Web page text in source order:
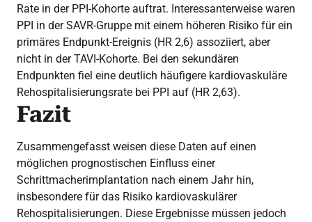
Rate in der PPI-Kohorte auftrat. Interessanterweise waren
PPI in der SAVR-Gruppe mit einem höheren Risiko für ein
primäres Endpunkt-Ereignis (HR 2,6) assoziiert, aber
nicht in der TAVI-Kohorte. Bei den sekundären
Endpunkten fiel eine deutlich häufigere kardiovaskuläre
Rehospitalisierungsrate bei PPI auf (HR 2,63).
Fazit
Zusammengefasst weisen diese Daten auf einen
möglichen prognostischen Einfluss einer
Schrittmacherimplantation nach einem Jahr hin,
insbesondere für das Risiko kardiovaskulärer
Rehospitalisierungen. Diese Ergebnisse müssen jedoch